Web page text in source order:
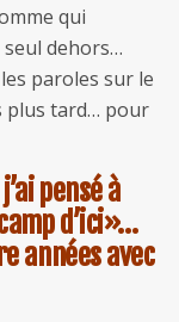
qui
dehors…
paroles sur le
plus tard… pour
pensé à
d’ici»…
années avec